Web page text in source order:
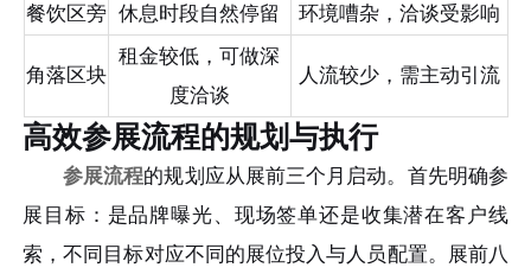
餐饮区旁 休息时段自然停留 环境嘈杂，洽谈受影响
角落区块
租金较低，可做深
度洽谈
人流较少，需主动引流
高效参展流程的规划与执行
参展流程的规划应从展前三个月启动。首先明确参
展目标：是品牌曝光、现场签单还是收集潜在客户线
索，不同目标对应不同的展位投入与人员配置。展前八